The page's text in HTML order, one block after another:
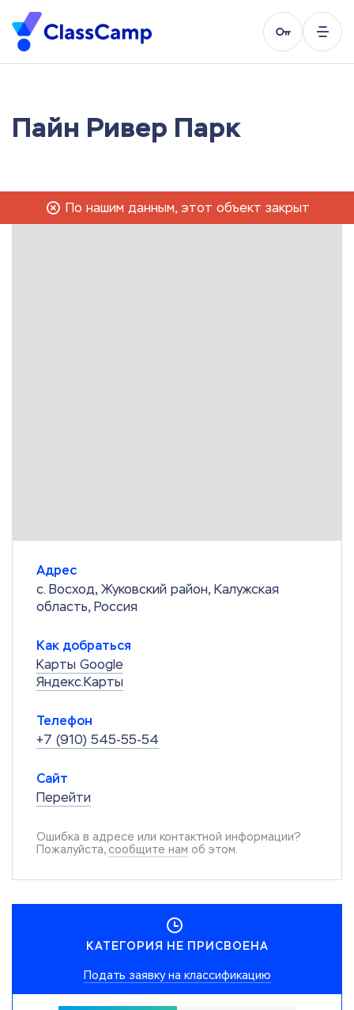
Пайн Ривер Парк
По нашим данным, этот объект закрыт
Адрес
с. Восход, Жуковский район, Калужская
область, Россия
Как добраться
Карты Google
Яндекс.Карты
Телефон
+7 (910) 545-55-54
Сайт
Перейти
Ошибка в адресе или контактной информации?
Пожалуйста, сообщите нам об этом.
КАТЕГОРИЯ НЕ ПРИСВОЕНА
Подать заявку на классификацию